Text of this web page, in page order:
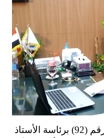
اِنعقد مجلس جامعة أسوان رقم (92) برئاسة الأستاذ